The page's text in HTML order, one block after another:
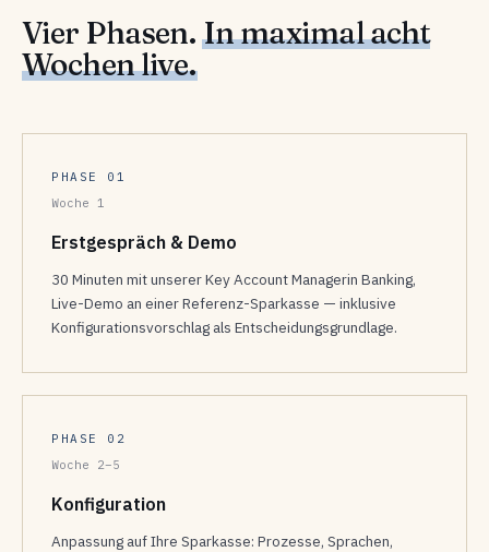
Vier Phasen. In maximal acht
Wochen live.
PHASE 01
Woche 1
Erstgespräch & Demo
30 Minuten mit unserer Key Account Managerin Banking,
Live-Demo an einer Referenz-Sparkasse — inklusive
Konfigurationsvorschlag als Entscheidungsgrundlage.
PHASE 02
Woche 2–5
Konfiguration
Anpassung auf Ihre Sparkasse: Prozesse, Sprachen,